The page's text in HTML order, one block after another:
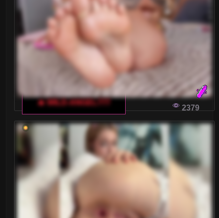
Małe piersi
Nastolatki 18+
Ogolone cipki
Owłosione cipki
Palenie
Rude
Sex Grupowy
Stopy Fetysz
Studentki
Umięśnione
🔥 WILD-ANGEL777
2379